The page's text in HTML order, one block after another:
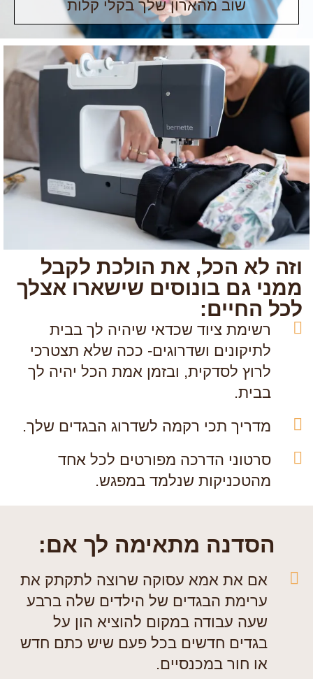
שוב מהארון שלך בקלי קלות
וזה לא הכל, את הולכת לקבל
ממני גם בונוסים שישארו אצלך
לכל החיים:
רשימת ציוד שכדאי שיהיה לך בבית
לתיקונים ושדרוגים- ככה שלא תצטרכי
לרוץ לסדקית, ובזמן אמת הכל יהיה לך
בבית.
מדריך תכי רקמה לשדרוג הבגדים שלך.
סרטוני הדרכה מפורטים לכל אחד
מהטכניקות שנלמד במפגש.
הסדנה מתאימה לך אם:
אם את אמא עסוקה שרוצה לתקתק את
ערימת הבגדים של הילדים שלה ברבע
שעה עבודה במקום להוציא הון על
בגדים חדשים בכל פעם שיש כתם חדש
או חור במכנסיים.